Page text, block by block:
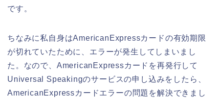
です。
ちなみに私自身はAmericanExpressカードの有効期限
が切れていたために、エラーが発生してしまいまし
た。なので、AmericanExpressカードを再発行して
Universal Speakingのサービスの申し込みをしたら、
AmericanExpressカードエラーの問題を解決できまし